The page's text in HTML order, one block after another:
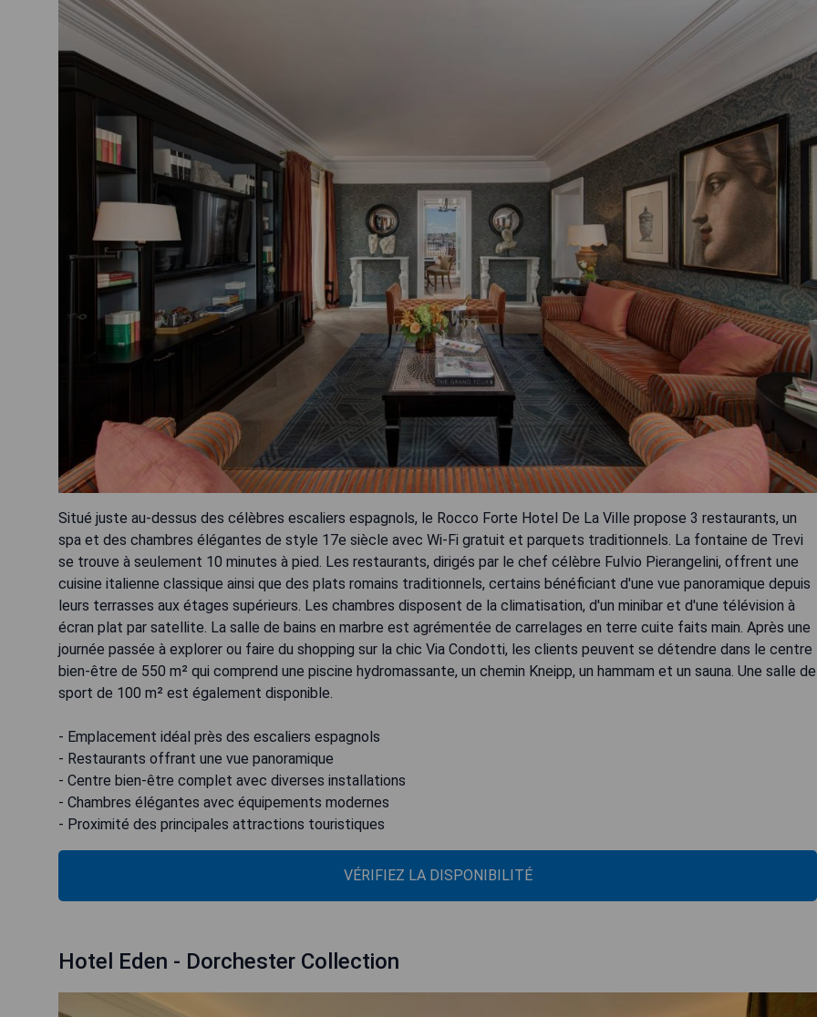
Situé juste au-dessus des célèbres escaliers espagnols, le Rocco Forte Hotel De La Ville propose 3 restaurants, un
spa et des chambres élégantes de style 17e siècle avec Wi-Fi gratuit et parquets traditionnels. La fontaine de Trevi
se trouve à seulement 10 minutes à pied. Les restaurants, dirigés par le chef célèbre Fulvio Pierangelini, offrent une
cuisine italienne classique ainsi que des plats romains traditionnels, certains bénéficiant d'une vue panoramique depuis
leurs terrasses aux étages supérieurs. Les chambres disposent de la climatisation, d'un minibar et d'une télévision à
écran plat par satellite. La salle de bains en marbre est agrémentée de carrelages en terre cuite faits main. Après une
journée passée à explorer ou faire du shopping sur la chic Via Condotti, les clients peuvent se détendre dans le centre
bien-être de 550 m² qui comprend une piscine hydromassante, un chemin Kneipp, un hammam et un sauna. Une salle de
sport de 100 m² est également disponible.
- Emplacement idéal près des escaliers espagnols
- Restaurants offrant une vue panoramique
- Centre bien-être complet avec diverses installations
- Chambres élégantes avec équipements modernes
- Proximité des principales attractions touristiques
VÉRIFIEZ LA DISPONIBILITÉ
Hotel Eden - Dorchester Collection